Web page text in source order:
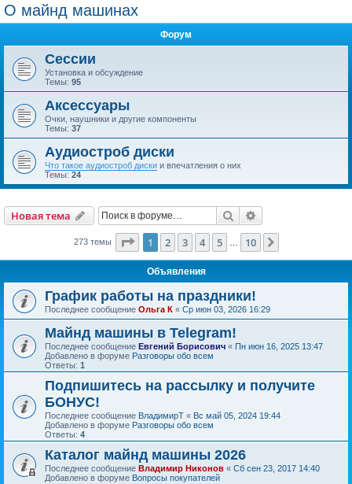
О майнд машинах
Форум
Сессии
Установка и обсуждение
Темы: 95
Аксессуары
Очки, наушники и другие компоненты
Темы: 37
Аудиостроб диски
Что такое аудиостроб диски и впечатления о них
Темы: 24
Новая тема Поиск
273 темы Страница из 10
1 2 3 4 5 10
Объявления
График работы на праздники!
Последнее сообщение Ольга К « Ср июн 03, 2026 16:29
Майнд машины в Telegram!
Последнее сообщение Евгений Борисович « Пн июн 16, 2025 13:47
Добавлено в форуме Разговоры обо всем
Ответы: 1
Подпишитесь на рассылку и получите
БОНУС!
Последнее сообщение ВладимирТ « Вс май 05, 2024 19:44
Добавлено в форуме Разговоры обо всем
Ответы: 4
Каталог майнд машины 2026
Последнее сообщение Владимир Никонов « Сб сен 23, 2017 14:40
Добавлено в форуме Вопросы покупателей